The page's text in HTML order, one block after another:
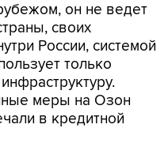
он не ведет
своих
России, системой
только
меры на Озон
в кредитной